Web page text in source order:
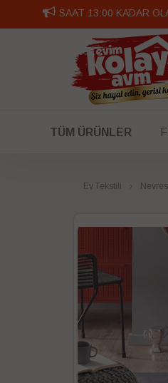
SAAT 13:00 KADAR
TÜM ÜRÜNLER
Ev Tekstili